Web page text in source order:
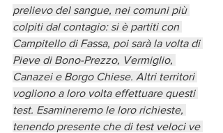
prelievo del sangue, nei comuni più
colpiti dal contagio: si è partiti con
Campitello di Fassa, poi sarà la volta di
Pieve di Bono-Prezzo, Vermiglio,
Canazei e Borgo Chiese. Altri territori
vogliono a loro volta effettuare questi
test. Esamineremo le loro richieste,
tenendo presente che di test veloci ve